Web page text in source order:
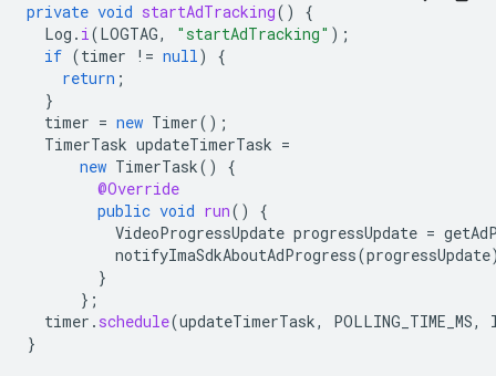
private void startAdTracking()
{
Log . i(LOGTAG, "startAdTracking" );
if (timer != null)
{
return ;
}
timer = new Timer();
TimerTask updateTimerTask =
new TimerTask()
{
@Override
public void run()
{
VideoProgressUpdate progressUpdate =
notifyImaSdkAboutAdProgress(progressUpdate
}
};
timer . schedule(updateTimerTask, POLLING_TIME_MS,
}